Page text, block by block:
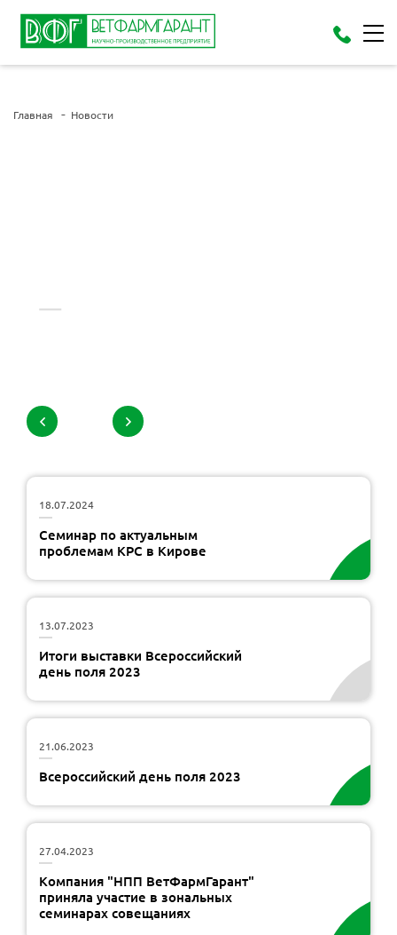
Главная Новости
18.07.2024
Семинар по актуальным
проблемам КРС в Кирове
13.07.2023
Итоги выставки Всероссийский
день поля 2023
21.06.2023
Всероссийский день поля 2023
27.04.2023
Компания "НПП ВетФармГарант"
приняла участие в зональных
семинарах совещаниях